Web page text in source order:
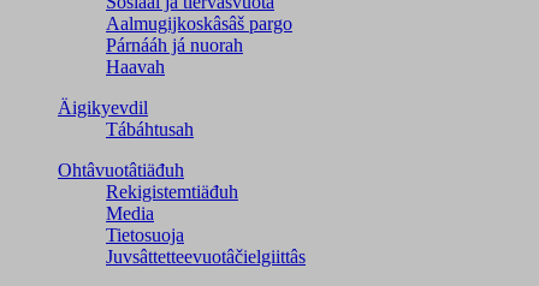
Aalmugijkoskâsâš pargo
Párnááh já nuorah
Haavah
Äigikyevdil
Tábáhtusah
Ohtâvuotâtiäđuh
Rekigistemtiäđuh
Media
Tietosuoja
Juvsâttetteevuotâčielgiittâs